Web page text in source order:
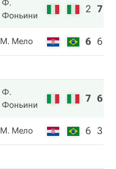
Ф.
Фоньини
2 7
М. Мело 6 6
Ф.
Фоньини
7 6
М. Мело 6 3